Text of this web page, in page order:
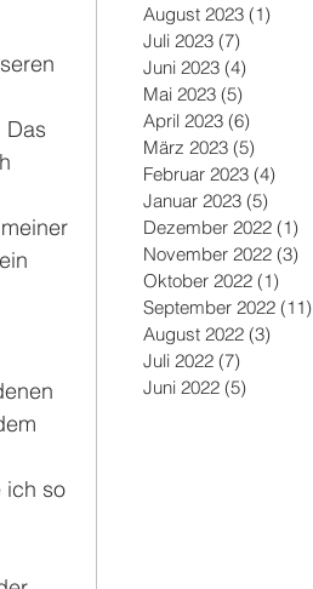
Das
ich so
August 2023 (1)
Juli 2023 (7)
Juni 2023 (4)
Mai 2023 (5)
April 2023 (6)
März 2023 (5)
Februar 2023 (4)
Januar 2023 (5)
Dezember 2022 (1)
November 2022 (3)
Oktober 2022 (1)
September 2022 (11)
August 2022 (3)
Juli 2022 (7)
Juni 2022 (5)